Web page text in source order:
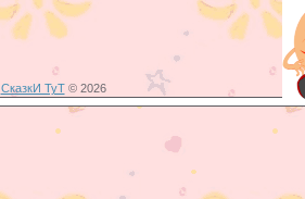
СказкИ ТуТ© 2026